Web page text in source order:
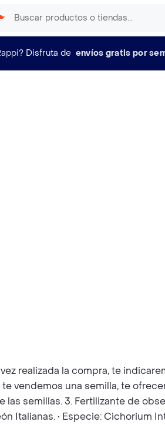
Disfruta de envíos gratis por
realizada la compra, te
vendemos una semilla, te
las semillas. 3. Fertilizante de
Italianas. • Especie: Cichorium